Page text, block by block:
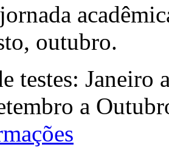
outubro.
testes:
a